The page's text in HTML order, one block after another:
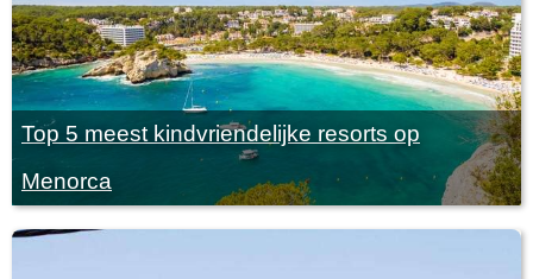
Top 5 meest kindvriendelijke resorts op
Menorca